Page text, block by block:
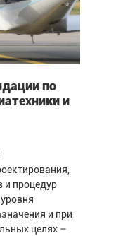
по
и
и процедур
и при
целях –